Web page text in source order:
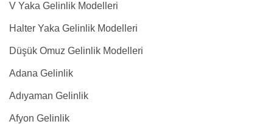
V Yaka Gelinlik Modelleri
Halter Yaka Gelinlik Modelleri
Düşük Omuz Gelinlik Modelleri
Adana Gelinlik
Adıyaman Gelinlik
Afyon Gelinlik